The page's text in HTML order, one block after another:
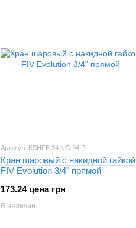
Артикул: KSHFE 34 NG 34 P
Кран шаровый с накидной гайкой
FIV Evolution 3/4" прямой
173.24 цена грн
В наличии